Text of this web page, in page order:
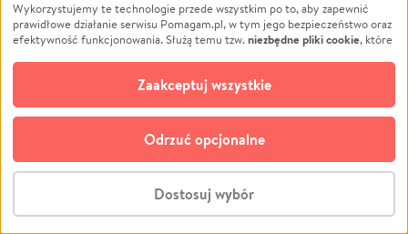
Anonimowy Darczyńca
20zł
Dołącz do listy
Wpłać teraz
Gosia
Stwórz zbiórkę - za darmo
Wykorzystujemy te technologie przede wszystkim po to, aby zapewnić
prawidłowe działanie serwisu Pomagam.pl, w tym jego bezpieczeństwo oraz
efektywność funkcjonowania. Służą temu tzw.niezbędne pliki cookie, które
opcjonalnych plików cookie
technologii do celów analitycznych i retargetingowych. Możesz wyrazić
zgodę na ich stosowanie lub jej odmówić. W dowolnym momencie masz
możliwość zmiany swoich preferencji na stronie „Zarządzaj zgodami cookie”,
do której link znajdziesz w stopce serwisu Pomagam.pl. Opcjonalne pliki
cookie wykorzystywane są w następujących celach:
działanie serwisu Pomagam.pl. Dzięki nim możemy zrozumieć, jak
użytkownicy korzystają z naszego serwisu – skąd trafiają do serwisu, jak
Dostosuj wybór
Odrzuć opcjonalne
Zaakceptuj wszystkie